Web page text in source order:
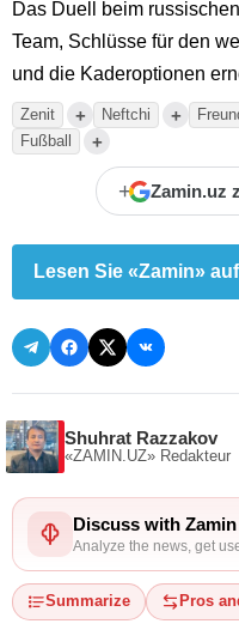
Das Duell beim
Team, Schlüsse für den
und die Kaderoptionen
Zenit + Neftchi +
Fußball +
+ Zamin.uz
Lesen Sie «Zamin»
Shuhrat Razzakov
«ZAMIN.UZ» Redakteur
Discuss with Zamin
Analyze the news, get
Summarize Pros